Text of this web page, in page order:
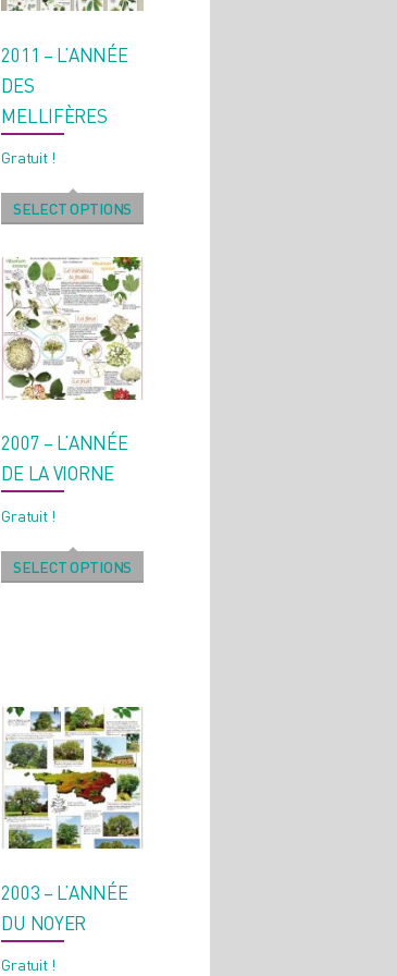
2011 – L’ANNÉE
DES
MELLIFÈRES
Gratuit !
SELECT OPTIONS
2007 – L’ANNÉE
DE LA VIORNE
Gratuit !
SELECT OPTIONS
2003 – L’ANNÉE
DU NOYER
Gratuit !